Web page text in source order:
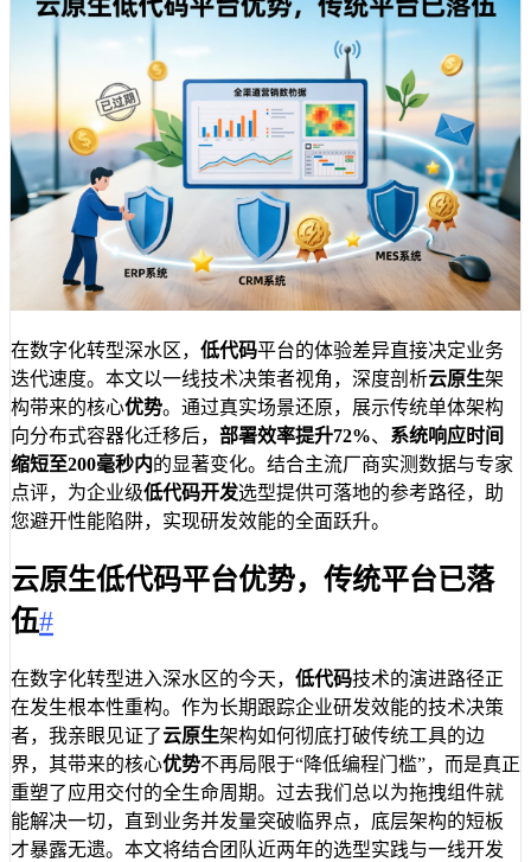
在数字化转型深水区， 低代码平台的体验差异直接决定业务
迭代速度。本文以一线技术决策者视角，深度剖析云原生架
构带来的核心优势。通过真实场景还原，展示传统单体架构
向分布式容器化迁移后， 部署效率提升72%、 系统响应时间
缩短至200毫秒内的显著变化。结合主流厂商实测数据与专家
点评，为企业级低代码开发选型提供可落地的参考路径，助
您避开性能陷阱，实现研发效能的全面跃升。
云原生低代码平台优势，传统平台已落
伍#
在数字化转型进入深水区的今天， 低代码技术的演进路径正
在发生根本性重构。作为长期跟踪企业研发效能的技术决策
者，我亲眼见证了云原生架构如何彻底打破传统工具的边
界，其带来的核心优势不再局限于“降低编程门槛”，而是真正
重塑了应用交付的全生命周期。过去我们总以为拖拽组件就
能解决一切，直到业务并发量突破临界点，底层架构的短板
才暴露无遗。本文将结合团队近两年的选型实践与一线开发